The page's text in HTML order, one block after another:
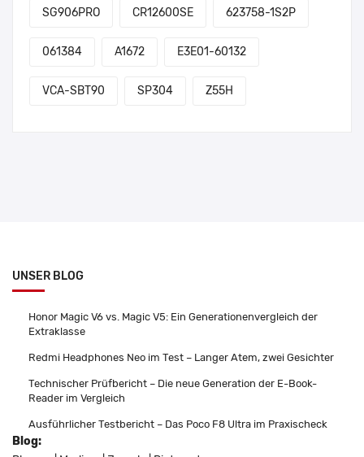
SG906PRO CR12600SE 623758-1S2P
061384 A1672 E3E01-60132
VCA-SBT90 SP304 Z55H
UNSER BLOG
Honor Magic V6 vs. Magic V5: Ein Generationenvergleich der
Extraklasse
Redmi Headphones Neo im Test – Langer Atem, zwei Gesichter
Technischer Prüfbericht – Die neue Generation der E-Book-
Reader im Vergleich
Ausführlicher Testbericht – Das Poco F8 Ultra im Praxischeck
Blog: